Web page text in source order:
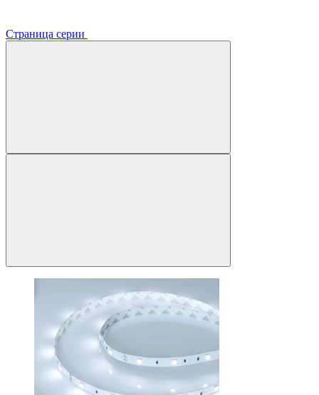
Страница серии